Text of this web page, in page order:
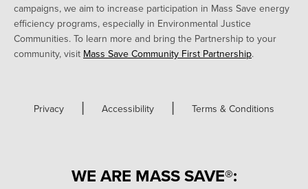
campaigns, we aim to increase participation in Mass Save energy
efficiency programs, especially in Environmental Justice
Communities. To learn more and bring the Partnership to your
community, visit Mass Save Community First Partnership.
Privacy Accessibility Terms & Conditions
WE ARE MASS SAVE®: